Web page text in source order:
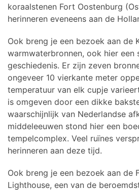
koraalstenen Fort Oostenburg
herinneren eveneens aan de
Ook breng je een bezoek aan de
warmwaterbronnen, ook hier een
geschiedenis. Er zijn zeven
ongeveer 10 vierkante meter
temperatuur van elk cupje
is omgeven door een dikke
waarschijnlijk van Nederlandse
middeleeuwen stond hier een
tempelcomplex. Veel ruïnes
herinneren aan deze tijd.
Ook breng je een bezoek aan de
Lighthouse, een van de